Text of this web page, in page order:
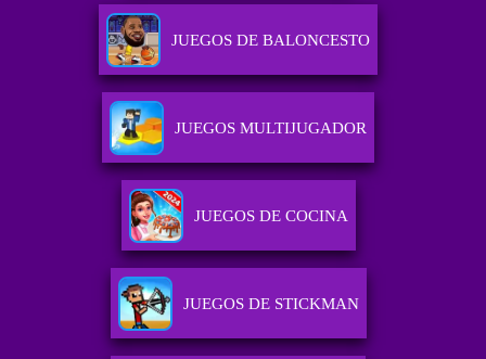
JUEGOS DE BALONCESTO
JUEGOS MULTIJUGADOR
JUEGOS DE COCINA
JUEGOS DE STICKMAN